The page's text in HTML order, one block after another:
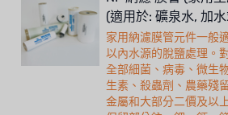
(適用於: 礦泉水, 加
家用納濾膜管元件一般
以內水源的脫鹽處理。
全部細菌、病毒、微生
生素、殺蟲劑、農藥殘
金屬和大部分二價及以